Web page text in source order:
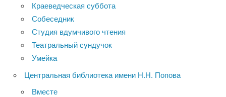
Краеведческая суббота
Собеседник
Студия вдумчивого чтения
Театральный сундучок
Умейка
Центральная библиотека имени Н.Н. Попова
Вместе